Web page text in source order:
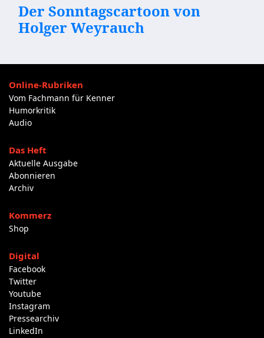
Der Sonntagscartoon von
Holger Weyrauch
Online-Rubriken
Vom Fachmann für Kenner
Humorkritik
Audio
Das Heft
Aktuelle Ausgabe
Abonnieren
Archiv
Kommerz
Shop
Digital
Facebook
Twitter
Youtube
Instagram
Pressearchiv
LinkedIn